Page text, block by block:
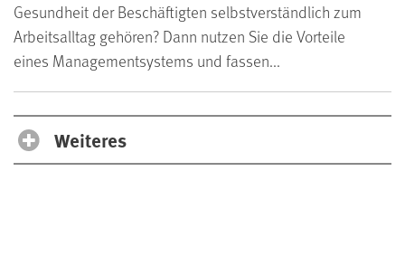
Gesundheit der Beschäftigten selbstverständlich zum
Arbeitsalltag gehören? Dann nutzen Sie die Vorteile
eines Managementsystems und fassen...
Weiteres